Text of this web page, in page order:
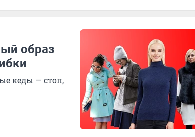
образ
кеды — стоп,